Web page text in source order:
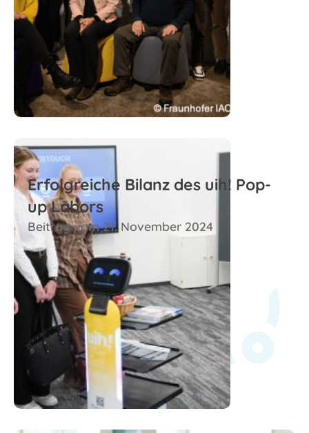
Zum Beitrag
Erfolgreiche Bilanz des uih! Pop-
up Labors
Beitrag vom 21. November 2024
Zum Beitrag